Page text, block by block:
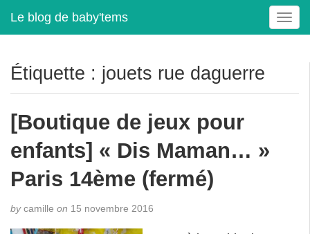
Le blog de baby'tems
T
o
e
Étiquette : jouets rue daguerre
[Boutique de jeux pour
enfants] « Dis Maman… »
Paris 14ème (fermé)
bycamille on 15 novembre 2016